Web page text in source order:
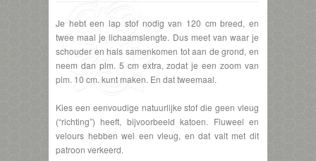
Je hebt een lap stof nodig van 120 cm breed, en
twee maal je lichaamslengte. Dus meet van waar je
schouder en hals samenkomen tot aan de grond, en
neem dan plm. 5 cm extra, zodat je een zoom van
plm. 10 cm. kunt maken. En dat tweemaal.
Kies een eenvoudige natuurlijke stof die geen vleug
(“richting”) heeft, bijvoorbeeld katoen. Fluweel en
velours hebben wel een vleug, en dat valt met dit
patroon verkeerd.